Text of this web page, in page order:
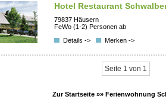
Hotel Restaurant
79837 Häusern
FeWo (1-2) Personen ab
Details ->
Merken ->
Seite 1 von 1
Zur Startseite »» Ferienwohnung